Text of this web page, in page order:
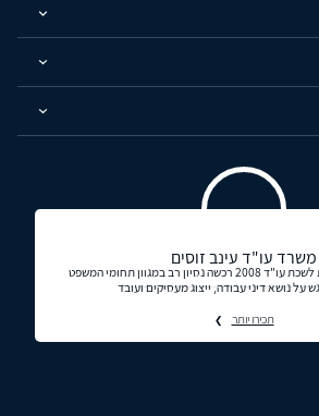
משרד עו"ד עינב זוסים
עו"ד עינב זוסים חברת לשכת עו"ד 2008 רכשה נסיון רב במגוון תחומי המשפט
על נושא דיני עבודה, ייצוג מעסיקים ועובד
תכירו יותר